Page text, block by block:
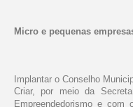
Micro e pequenas
Implantar o Conselho
Criar, por meio da
Empreendedorismo e